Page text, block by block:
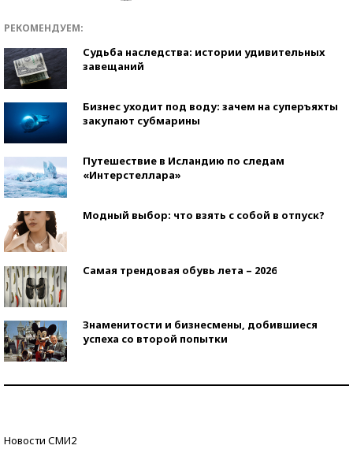
РЕКОМЕНДУЕМ:
Судьба наследства: истории удивительных
завещаний
Бизнес уходит под воду: зачем на суперъяхты
закупают субмарины
Путешествие в Исландию по следам
«Интерстеллара»
Модный выбор: что взять с собой в отпуск?
Самая трендовая обувь лета – 2026
Знаменитости и бизнесмены, добившиеся
успеха со второй попытки
Новости СМИ2